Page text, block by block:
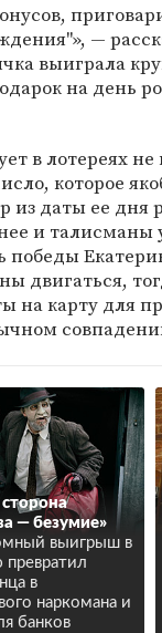
—
выиграла
на день
в лотереях
которое
даты ее дня
и
победы
двигаться,
на карту для
— безумие»
выигрыш в
в
наркомана и
банков